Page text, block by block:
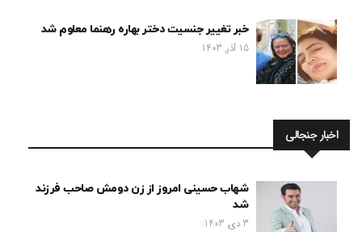
خبر تغییر جنسیت دختر بهاره رهنما معلوم شد
15 آذر, 1403
اخبار جنجالی
شهاب حسینی امروز از زن دومش صاحب فرزند
شد
3 دی, 1403